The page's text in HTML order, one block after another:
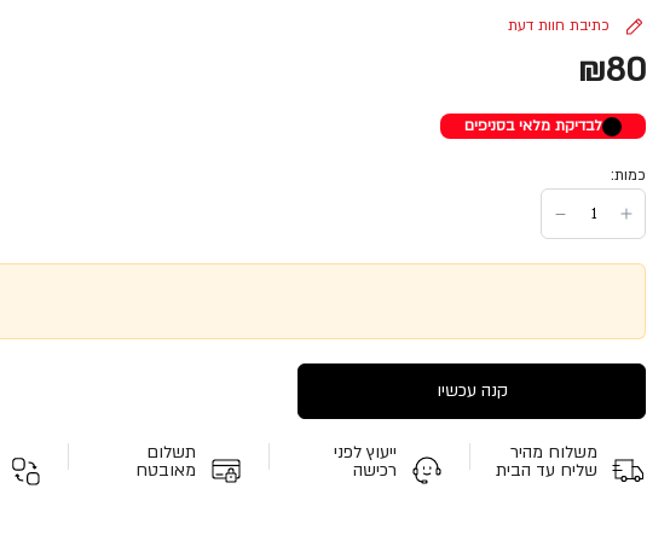
כתיבת חוות דעת
₪80
לבדיקת מלאי בסניפים
כמות:
קנה עכשיו
משלוח מהיר
שליח עד הבית
ייעוץ לפני
רכישה
תשלום
מאובטח